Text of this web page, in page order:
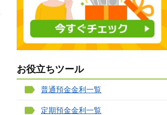
お役立ちツール
普通預金金利一覧
定期預金金利一覧